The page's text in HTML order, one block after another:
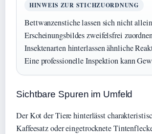
HINWEIS ZUR STICHZUORDNUNG
Bettwanzenstiche lassen sich nicht
Erscheinungsbildes zweifelsfrei
Insektenarten hinterlassen ähnliche
Eine professionelle Inspektion kann
Sichtbare Spuren im Umfeld
Der Kot der Tiere hinterlässt
Kaffeesatz oder eingetrocknete